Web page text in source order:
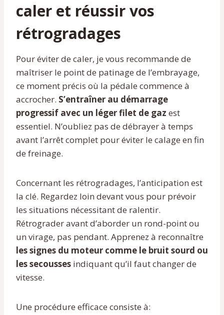
caler et réussir vos
rétrogradages
Pour éviter de caler, je vous recommande de
maîtriser le point de patinage de l’embrayage,
ce moment précis où la pédale commence à
accrocher. S’entraîner au démarrage
progressif avec un léger filet de gaz est
essentiel. N’oubliez pas de débrayer à temps
avant l’arrêt complet pour éviter le calage en fin
de freinage.
Concernant les rétrogradages, l’anticipation est
la clé. Regardez loin devant vous pour prévoir
les situations nécessitant de ralentir.
Rétrograder avant d’aborder un rond-point ou
un virage, pas pendant. Apprenez à reconnaître
les signes du moteur comme le bruit sourd ou
les secousses indiquant qu’il faut changer de
vitesse.
Une procédure efficace consiste à: